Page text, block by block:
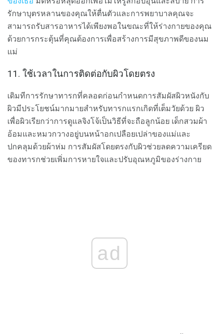
รักษาบุตรหลานของคุณให้ตื่นตัวและการพยาบาลคุณจะ
สามารถรับสารอาหารได้เพียงพอในขณะที่ให้ร่างกายของคุณ
ด้วยการกระตุ้นที่คุณต้องการเพื่อสร้างการมีสุขภาพดีของนม
แม่
11. ใช้เวลาในการติดต่อกับผิวโดยตรง
เดิมทีการรักษาทารกที่คลอดก่อนกำหนดการสัมผัสผิวหนังกับ
ผิวมีประโยชน์มากมายสำหรับทารกแรกเกิดที่เต็มวัยด้วย ผิว
เพื่อผิวเรียกว่าการดูแลจิงโจ้เป็นวิธีที่จะถือลูกน้อย เด็กสวมผ้า
อ้อมและหมวกวางอยู่บนหน้าอกเปลือยเปล่าของแม่และ
ปกคลุมด้วยผ้าห่ม การสัมผัสโดยตรงกับผิวช่วยลดความเครียด
ของทารกช่วยเพิ่มการหายใจและปรับอุณหภูมิของร่างกาย
ad